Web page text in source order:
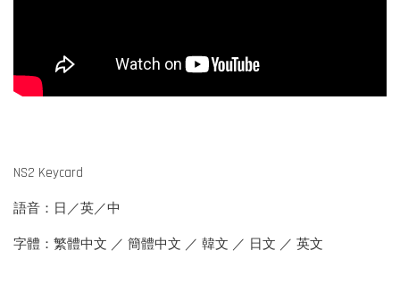
NS2 Keycard
語音：日／英／中
字體：繁體中文 ／ 簡體中文 ／ 韓文 ／ 日文 ／ 英文